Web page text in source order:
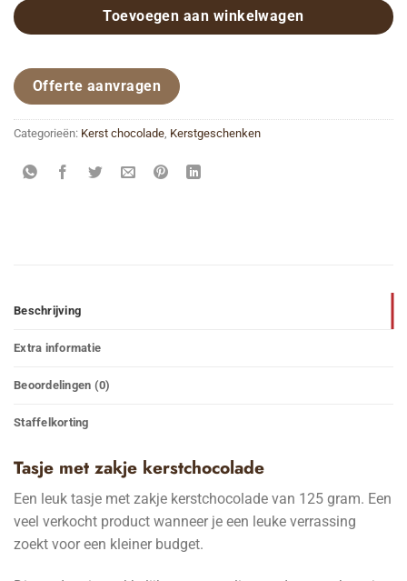
Toevoegen aan winkelwagen
Offerte aanvragen
Categorieën: Kerst chocolade Kerstgeschenken
Beschrijving
Extra informatie
Beoordelingen (0)
Staffelkorting
Tasje met zakje kerstchocolade
Een leuk tasje met zakje kerstchocolade van 125 gram. Een
veel verkocht product wanneer je een leuke verrassing
zoekt voor een kleiner budget.